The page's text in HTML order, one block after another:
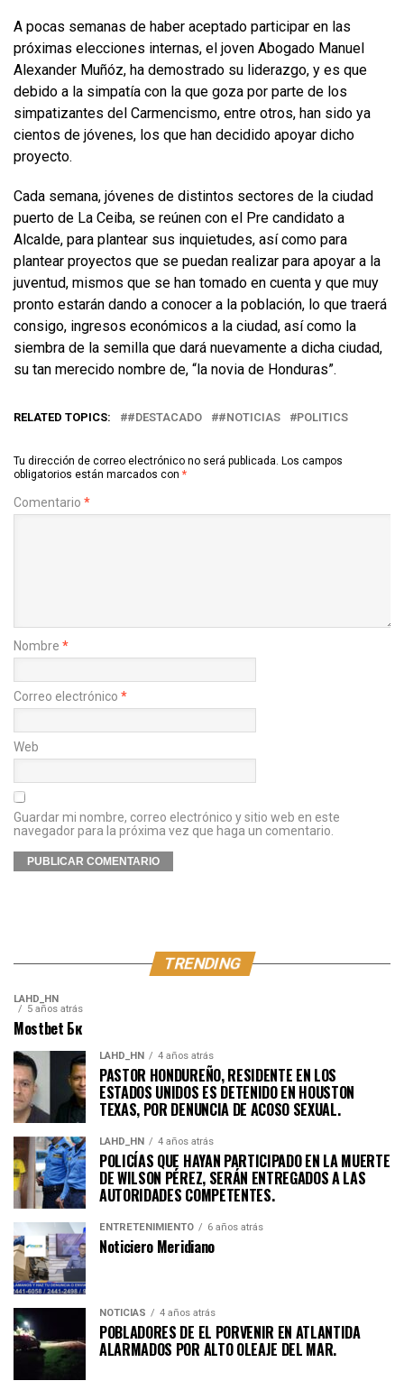
A pocas semanas de haber aceptado participar en las
próximas elecciones internas, el joven Abogado Manuel
Alexander Muñóz, ha demostrado su liderazgo, y es que
debido a la simpatía con la que goza por parte de los
simpatizantes del Carmencismo, entre otros, han sido ya
cientos de jóvenes, los que han decidido apoyar dicho
proyecto.
Cada semana, jóvenes de distintos sectores de la ciudad
puerto de La Ceiba, se reúnen con el Pre candidato a
Alcalde, para plantear sus inquietudes, así como para
plantear proyectos que se puedan realizar para apoyar a la
juventud, mismos que se han tomado en cuenta y que muy
pronto estarán dando a conocer a la población, lo que traerá
consigo, ingresos económicos a la ciudad, así como la
siembra de la semilla que dará nuevamente a dicha ciudad,
su tan merecido nombre de, “la novia de Honduras”.
RELATED TOPICS: #DESTACADO #NOTICIAS POLITICS
Tu dirección de correo electrónico no será publicada. Los campos
obligatorios están marcados con *
Comentario *
Nombre *
Correo electrónico *
Web
Guardar mi nombre, correo electrónico y sitio web en este
navegador para la próxima vez que haga un comentario.
TRENDING
LAHD_HN
5 años atrás
Mostbet Бк
LAHD_HN 4 años atrás
PASTOR HONDUREÑO, RESIDENTE EN LOS
ESTADOS UNIDOS ES DETENIDO EN HOUSTON
TEXAS, POR DENUNCIA DE ACOSO SEXUAL.
LAHD_HN 4 años atrás
POLICÍAS QUE HAYAN PARTICIPADO EN LA MUERTE
DE WILSON PÉREZ, SERÁN ENTREGADOS A LAS
AUTORIDADES COMPETENTES.
ENTRETENIMIENTO 6 años atrás
Noticiero Meridiano
NOTICIAS 4 años atrás
POBLADORES DE EL PORVENIR EN ATLANTIDA
ALARMADOS POR ALTO OLEAJE DEL MAR.